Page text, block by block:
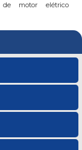
de motor elétrico